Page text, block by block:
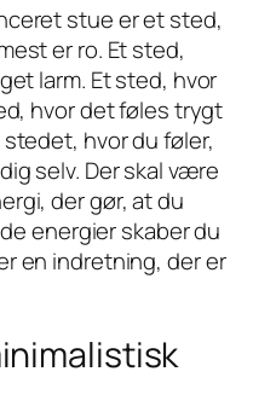
stue er et sted,
er ro. Et sted,
larm. Et sted, hvor
hvor det føles trygt
hvor du føler,
selv. Der skal være
der gør, at du
energier skaber du
en indretning, der er